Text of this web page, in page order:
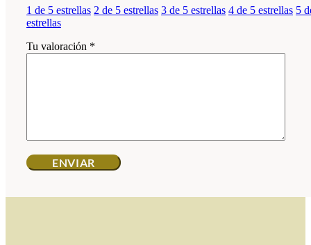
1 de 5 estrellas 2 de 5 estrellas 3 de 5 estrellas 4 de 5 estrellas 5
estrellas
Tu valoración *